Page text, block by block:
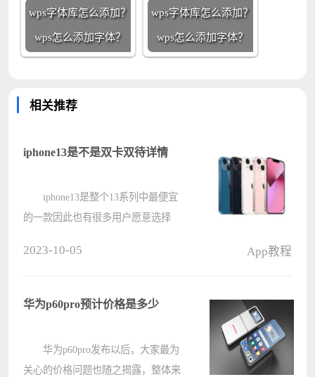
wps字体库怎么添加？
wps怎么添加字体？
wps字体库怎么添加？
wps怎么添加字体？
相关推荐
iphone13是不是双卡双待详情
iphone13是整个13系列中最便宜
的一款因此也有很多用户愿意选择
是双卡双待详情，还不清楚的你快来
2023-10-05 App教程
华为p60pro预计价格是多少
华为p60pro发布以后，大家最为
关心的价格问题也随之揭露，整体来